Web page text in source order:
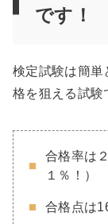
です！
検定試験は簡単
格を狙える試験
合格率は
１％！）
合格点は